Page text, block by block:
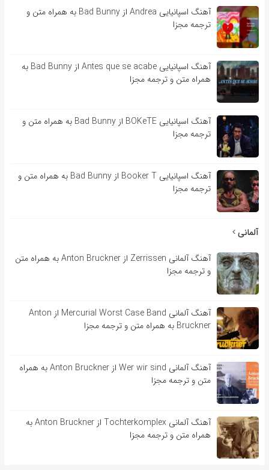
آهنگ اسپانیایی Andrea از Bad Bunny به همراه متن و
ترجمه مجزا
آهنگ اسپانیایی Antes que se acabe از Bad Bunny به
همراه متن و ترجمه مجزا
آهنگ اسپانیایی BOKeTE از Bad Bunny به همراه متن و
ترجمه مجزا
آهنگ اسپانیایی Booker T از Bad Bunny به همراه متن و
ترجمه مجزا
آلمانی
آهنگ آلمانی Zerrissen از Anton Bruckner به همراه متن
و ترجمه مجزا
آهنگ آلمانی Mercurial Worst Case Band از Anton
Bruckner به همراه متن و ترجمه مجزا
آهنگ آلمانی Wer wir sind از Anton Bruckner به همراه
متن و ترجمه مجزا
آهنگ آلمانی Tochterkomplex از Anton Bruckner به
همراه متن و ترجمه مجزا